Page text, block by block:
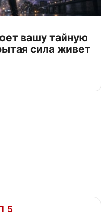
вашу тайную
сила живет
5